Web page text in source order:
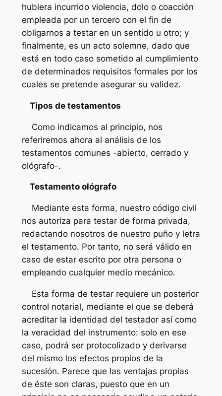
hubiera incurrido violencia, dolo o coacción
empleada por un tercero con el fin de
obligarnos a testar en un sentido u otro; y
finalmente, es un acto solemne, dado que
está en todo caso sometido al cumplimiento
de determinados requisitos formales por los
cuales se pretende asegurar su validez.
Tipos de testamentos
Como indicamos al principio, nos
referiremos ahora al análisis de los
testamentos comunes -abierto, cerrado y
ológrafo-.
Testamento ológrafo
Mediante esta forma, nuestro código civil
nos autoriza para testar de forma privada,
redactando nosotros de nuestro puño y letra
el testamento. Por tanto, no será válido en
caso de estar escrito por otra persona o
empleando cualquier medio mecánico.
Esta forma de testar requiere un posterior
control notarial, mediante el que se deberá
acreditar la identidad del testador así como
la veracidad del instrumento: solo en ese
caso, podrá ser protocolizado y derivarse
del mismo los efectos propios de la
sucesión. Parece que las ventajas propias
de éste son claras, puesto que en un